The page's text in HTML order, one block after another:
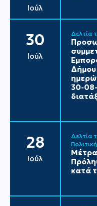
Ιούλ
30
Ιούλ
Δελτία
Δήμου
30-
28
Ιούλ
Δελτία
κατά